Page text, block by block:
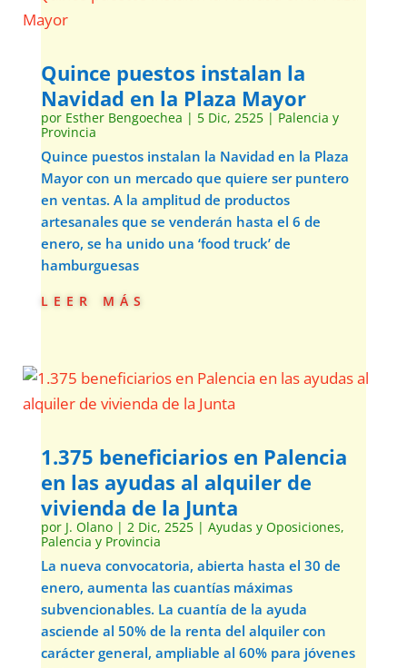
Quince puestos instalan la
Navidad en la Plaza Mayor
por Esther Bengoechea | 5 Dic, 2525| Palencia y
Provincia
Quince puestos instalan la Navidad en la Plaza
Mayor con un mercado que quiere ser puntero
en ventas. A la amplitud de productos
artesanales que se venderán hasta el 6 de
enero, se ha unido una ‘food truck’ de
hamburguesas
leer más
1.375 beneficiarios en Palencia
en las ayudas al alquiler de
vivienda de la Junta
por J. Olano| 2 Dic, 2525| Ayudas y Oposiciones,
Palencia y Provincia
La nueva convocatoria, abierta hasta el 30 de
enero, aumenta las cuantías máximas
subvencionables. La cuantía de la ayuda
asciende al 50% de la renta del alquiler con
carácter general, ampliable al 60% para jóvenes